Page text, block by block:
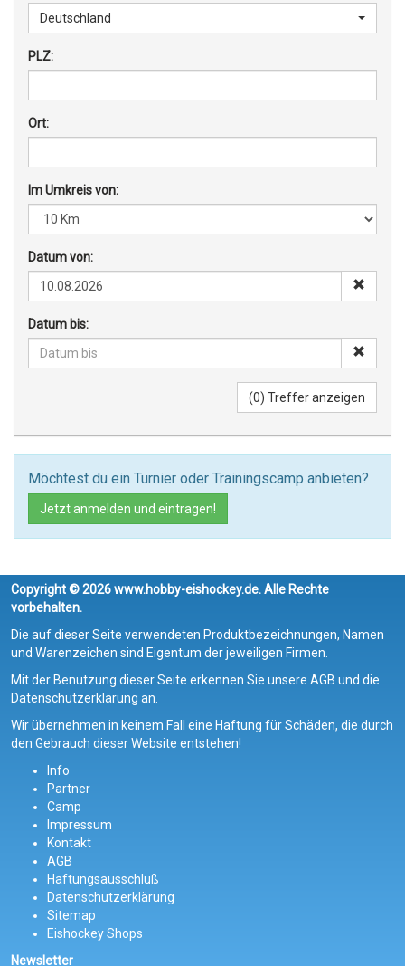
Deutschland
PLZ:
Ort:
Im Umkreis von:
Datum von:
Datum bis:
Möchtest du ein Turnier oder Trainingscamp anbieten?
Jetzt anmelden und eintragen!
Copyright © 2026 www.hobby-eishockey.de. Alle Rechte
vorbehalten.
Die auf dieser Seite verwendeten Produktbezeichnungen, Namen
und Warenzeichen sind Eigentum der jeweiligen Firmen.
Mit der Benutzung dieser Seite erkennen Sie unsere AGB und die
Datenschutzerklärung an.
Wir übernehmen in keinem Fall eine Haftung für Schäden, die durch
den Gebrauch dieser Website entstehen!
Info
Partner
Camp
Impressum
Kontakt
AGB
Haftungsausschluß
Datenschutzerklärung
Sitemap
Eishockey Shops
Newsletter